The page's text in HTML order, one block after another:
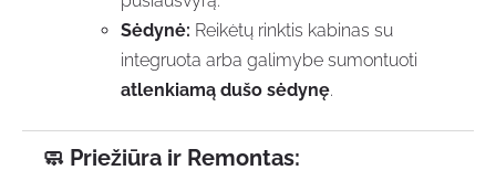
Sėdynė: Reikėtų rinktis kabinas su
integruota arba galimybe sumontuoti
atlenkiamą dušo sėdynę.
🧼 Priežiūra ir Remontas: